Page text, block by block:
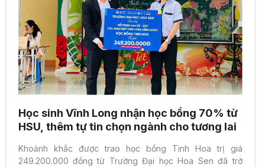
Học sinh Vĩnh Long nhận học bổng 70% từ
HSU, thêm tự tin chọn ngành cho tương lai
Khoảnh khắc được trao học bổng Tinh Hoa trị giá
249.200.000 đồng từ Trường Đại học Hoa Sen đã trở